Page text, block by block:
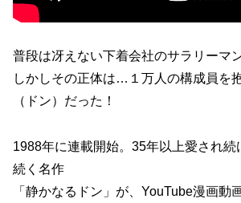
普段は冴えない下着会社のサラリーマ
しかしその正体は…１万人の構成員を
（ドン）だった！
1988年に連載開始。35年以上愛され続
続く名作
「静かなるドン」が、YouTube漫画動